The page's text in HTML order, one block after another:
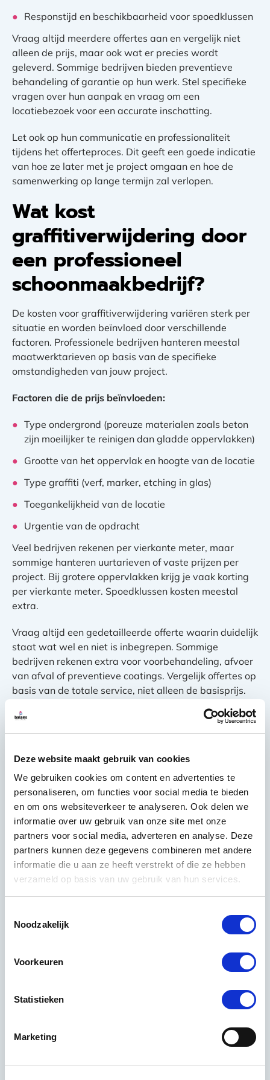
Deze website maakt gebruik van cookies
We gebruiken cookies om content en advertenties te
personaliseren, om functies voor social media te bieden
en om ons websiteverkeer te analyseren. Ook delen we
informatie over uw gebruik van onze site met onze
partners voor social media, adverteren en analyse. Deze
partners kunnen deze gegevens combineren met andere
informatie die u aan ze heeft verstrekt of die ze hebben
verzameld op basis van uw gebruik van hun services.
Noodzakelijk
Voorkeuren
Statistieken
Marketing
Responstijd en beschikbaarheid voor spoedklussen
Vraag altijd meerdere offertes aan en vergelijk niet
alleen de prijs, maar ook wat er precies wordt
geleverd. Sommige bedrijven bieden preventieve
behandeling of garantie op hun werk. Stel specifieke
vragen over hun aanpak en vraag om een
locatiebezoek voor een accurate inschatting.
Let ook op hun communicatie en professionaliteit
tijdens het offerteproces. Dit geeft een goede indicatie
van hoe ze later met je project omgaan en hoe de
samenwerking op lange termijn zal verlopen.
Wat kost
graffitiverwijdering door
een professioneel
schoonmaakbedrijf?
De kosten voor graffitiverwijdering variëren sterk per
situatie en worden beïnvloed door verschillende
factoren. Professionele bedrijven hanteren meestal
maatwerktarieven op basis van de specifieke
omstandigheden van jouw project.
Factoren die de prijs beïnvloeden:
Type ondergrond (poreuze materialen zoals beton
zijn moeilijker te reinigen dan gladde oppervlakken)
Grootte van het oppervlak en hoogte van de locatie
Type graffiti (verf, marker, etching in glas)
Toegankelijkheid van de locatie
Urgentie van de opdracht
Veel bedrijven rekenen per vierkante meter, maar
sommige hanteren uurtarieven of vaste prijzen per
project. Bij grotere oppervlakken krijg je vaak korting
per vierkante meter. Spoedklussen kosten meestal
extra.
Vraag altijd een gedetailleerde offerte waarin duidelijk
staat wat wel en niet is inbegrepen. Sommige
bedrijven rekenen extra voor voorbehandeling, afvoer
van afval of preventieve coatings. Vergelijk offertes op
basis van de totale service, niet alleen de basisprijs.
Hoe voorkom je graffiti
toekomst?
Preventie is vaak effectiever en goedkoper dan
achteraf verwijderen. Door de juiste maatregelen te
nemen, kun je de kans op graffiti aanzienlijk verkleinen
en eventuele verwijdering eenvoudiger maken.
Effectieve preventieve maatregelen:
Anti-graffiticoatings die het verwijderen
Goede verlichting rond je pand, vooral bij blinde
Camerabewaking op strategische plekken
Snelle verwijdering van nieuwe graffiti (binnen 24–
48 uur)
Groenbeplanting of decoratieve elementen die
muren minder aantrekkelijk maken